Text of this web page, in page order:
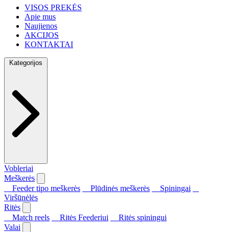
VISOS PREKĖS
Apie mus
Naujienos
AKCIJOS
KONTAKTAI
Kategorijos
Vobleriai
Meškerės
Feeder tipo meškerės
Plūdinės meškerės
Spiningai
Viršūnėlės
Ritės
Match reels
Ritės Feederiui
Ritės spiningui
Valai